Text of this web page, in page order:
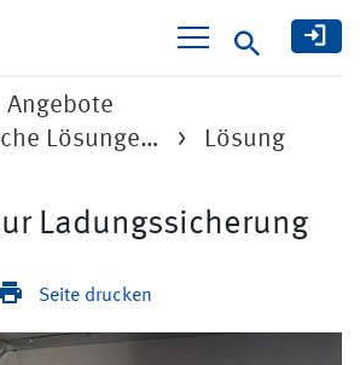
Suche
Angebote
Lösunge…
Lösung
Ladungssicherung
Seite drucken